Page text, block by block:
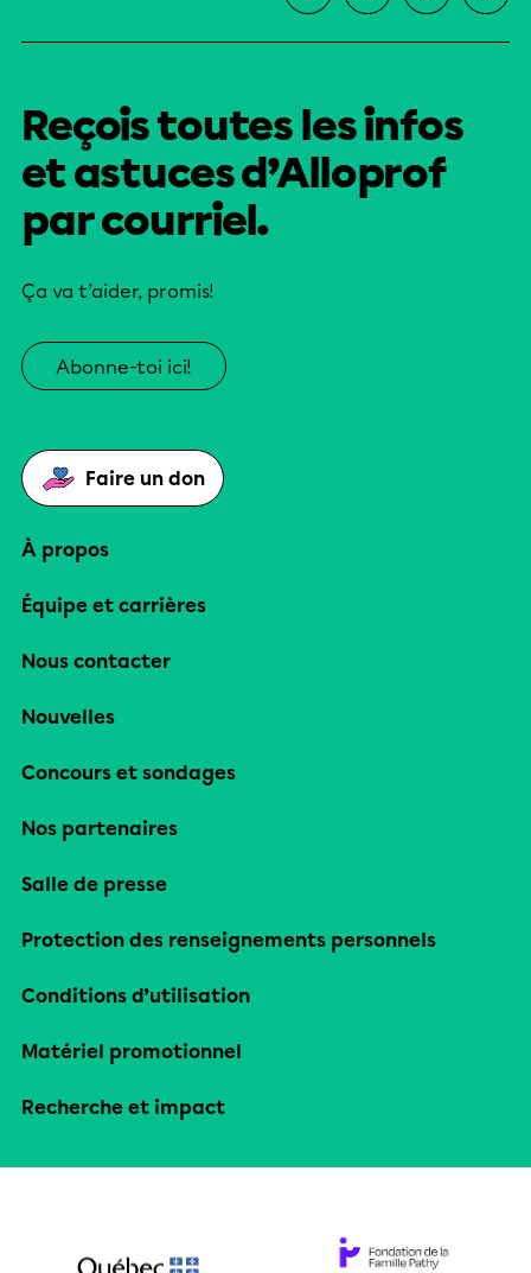
Reçois toutes les infos
et astuces d’Alloprof
par courriel.
Ça va t’aider, promis!
Abonne-toi ici!
Faire un don
À propos
Équipe et carrières
Nous contacter
Nouvelles
Concours et sondages
Nos partenaires
Salle de presse
Protection des renseignements personnels
Conditions d’utilisation
Matériel promotionnel
Recherche et impact